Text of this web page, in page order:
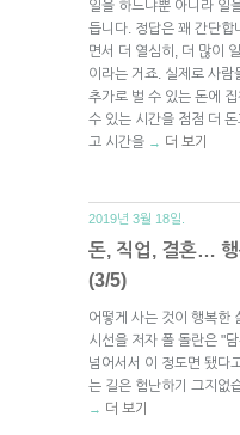
일을 하느냐뿐 아니라 일
듭니다. 정답은 꽤 간단합
면서 더 열심히, 더 많이
이라는 거죠. 실제로 사
추가로 벌 수 있는 돈에
수 있는 시간을 점점 더
고 시간을 → 더 보기
2019년 3월 18일.
돈, 직업, 결혼…
(3/5)
어떻게 사는 것이 행복한
시선을 저자 폴 돌란은 "
넘어서서 이 정도면 됐다
는 길은 험난하기 그지없
→ 더 보기